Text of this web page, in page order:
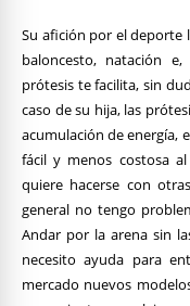
Su afición por el deporte
baloncesto, natación
prótesis te facilita, sin
caso de su hija, las
acumulación de energía,
fácil y menos costosa
quiere hacerse con
general no tengo
Andar por la arena sin
necesito ayuda para
mercado nuevos